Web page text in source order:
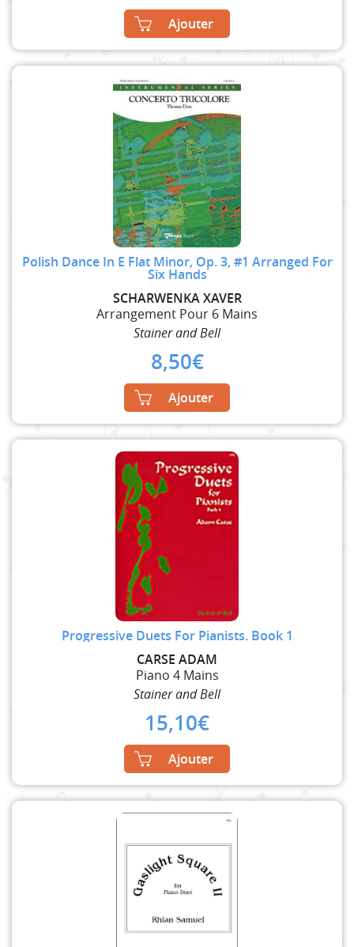
Ajouter
Polish Dance In E Flat Minor, Op. 3, #1 Arranged For
Six Hands
SCHARWENKA XAVER
Arrangement Pour 6 Mains
Stainer and Bell
8,50€
Ajouter
Progressive Duets For Pianists. Book 1
CARSE ADAM
Piano 4 Mains
Stainer and Bell
15,10€
Ajouter